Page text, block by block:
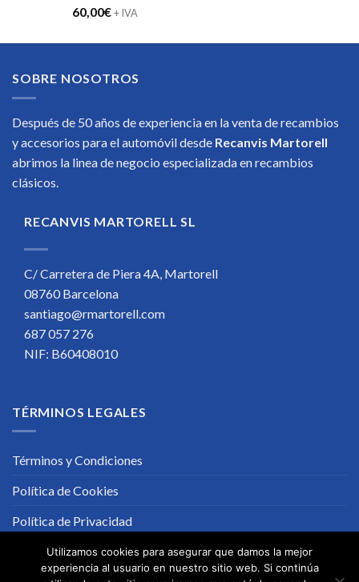
60,00€+ IVA
SOBRE NOSOTROS
Después de 50 años de experiencia en la venta de recambios
y accesorios para el automóvil desde Recanvis Martorell
abrimos la linea de negocio especializada en recambios
clásicos.
RECANVIS MARTORELL SL
C/ Carretera de Piera 4A, Martorell
08760 Barcelona
santiago@rmartorell.com
687 057 276
NIF: B60408010
TÉRMINOS LEGALES
Términos y Condiciones
Política de Cookies
Política de Privacidad
Utilizamos cookies para asegurar que damos la mejor
experiencia al usuario en nuestro sitio web. Si continúa